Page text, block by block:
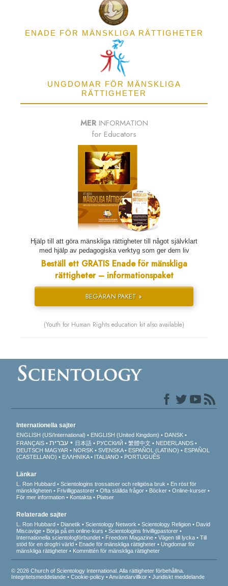
ENADE FÖR MÄNSKLIGA RÄTTIGHETER
UNGDOMAR FÖR MÄNSKLIGA
RÄTTIGHETER
MER INFORMATION
for Educators
Hjälp till att göra mänskliga rättigheter till något självklart
med hjälp av pedagogiska verktyg som ger dem liv
Beställ ett GRATIS Enade för mänskliga
rättigheter – informationspaket
BEGÄRAN PAKET »
(Youth for Human Rights education kit also available)
Internationella sajter
ENGLISH (US/International) ENGLISH (United Kingdom)
DANSK
FRANÇAIS
עברית 日本語 РУССКИЙ 繁體中文
NEDERLANDS
DEUTSCH MAGYAR NORSK SVENSKA ESPAÑOL (LATINO)
ESPAÑOL
(CASTELLANO)
ΕΛΛΗΝΙΚA ITALIANO PORTUGUÊS
Länkar
L. Ron Hubbard Scientologins trossatser och religiösa bruk
En röst för
mänskligheten
Frivilligpastorer Ofta ställda frågor Böcker
Online-kurser
För mer information
Kontakta Platser
Relaterade sajter
L. Ron Hubbard Dianetik Scientology Network Scientology Religion
David
Miscavige
Börja på en online-kurs
Scientologins frivilligpastorer
Internationella scientologförbundet
Freedom Magazine Vägen till lycka
Till
stöd för en drogfri värld
Enade för mänskliga rättigheter
Ungdomar för
mänskliga rättigheter
Kommittén för mänskliga rättigheter
© 2026 Church of Scientology International. Alla rättigheter förbehållna.
Integritetsmeddelande •Cookie-policy •Användarvillkor •Juridiskt meddelande